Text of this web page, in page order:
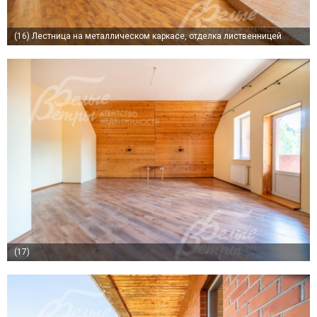
(16) Лестница на металлическом каркасе, отделка лиственницей
(17)